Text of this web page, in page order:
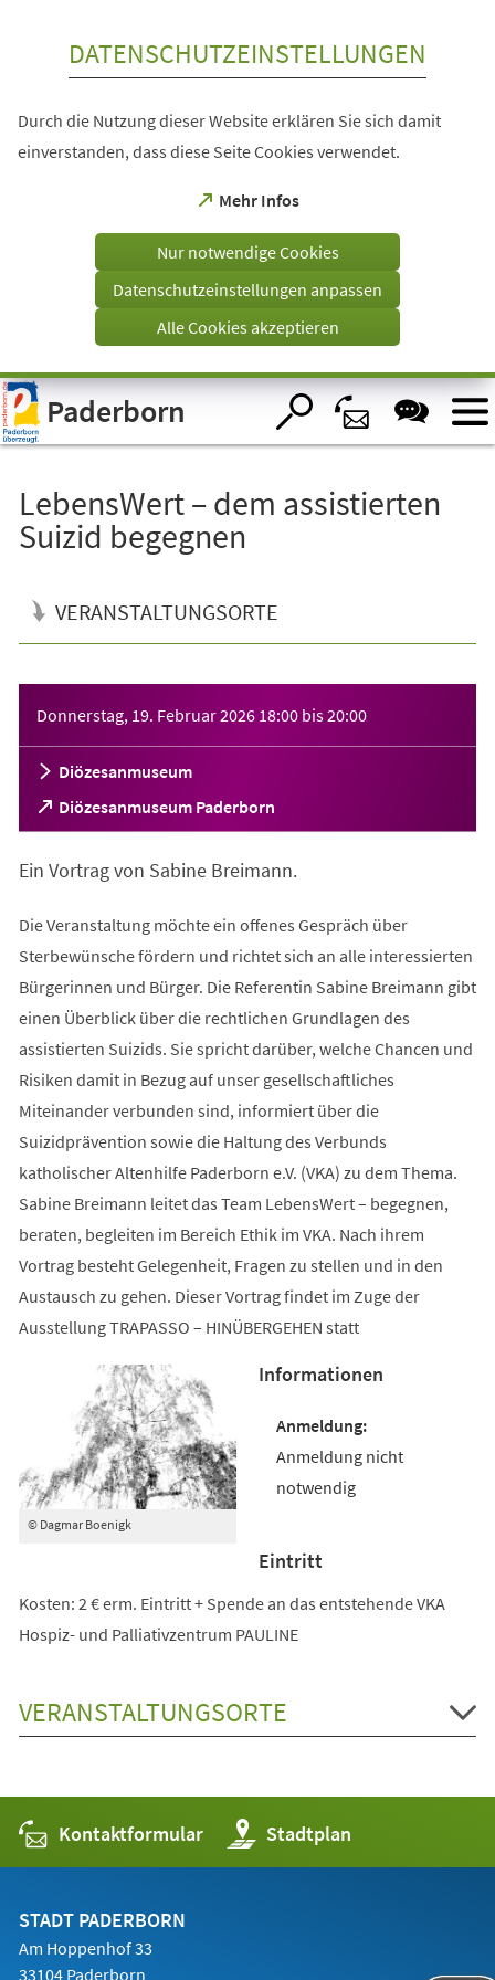
Visuelle
Assistenzsoftware
öffnen.
DATENSCHUTZEINSTELLUNGEN
Durch die Nutzung dieser Website erklären Sie sich damit
einverstanden, dass diese Seite Cookies verwendet.
Mehr Infos
(Öffnet
einem
Tab)
Nur notwendige Cookies
Datenschutzeinstellungen anpassen
Alle Cookies akzeptieren
Paderborn
LebensWert – dem assistierten
Suizid begegnen
VERANSTALTUNGSORTE
Donnerstag, 19. Februar 2026 18:00 bis20:00
Diözesanmuseum
Diözesanmuseum Paderborn
(Öffnet
in
neuen
Ein Vortrag von Sabine Breimann.
Die Veranstaltung möchte ein offenes Gespräch über
Sterbewünsche fördern und richtet sich an alle interessierten
Bürgerinnen und Bürger. Die Referentin Sabine Breimann gibt
einen Überblick über die rechtlichen Grundlagen des
assistierten Suizids. Sie spricht darüber, welche Chancen und
Risiken damit in Bezug auf unser gesellschaftliches
Miteinander verbunden sind, informiert über die
Suizidprävention sowie die Haltung des Verbunds
katholischer Altenhilfe Paderborn e.V. (VKA) zu dem Thema.
Sabine Breimann leitet das Team LebensWert – begegnen,
beraten, begleiten im Bereich Ethik im VKA. Nach ihrem
Vortrag besteht Gelegenheit, Fragen zu stellen und in den
Austausch zu gehen. Dieser Vortrag findet im Zuge der
Ausstellung TRAPASSO – HINÜBERGEHEN statt
© Dagmar Boenigk
Informationen
Anmeldung nicht
notwendig
Eintritt
Kosten: 2 € erm. Eintritt + Spende an das entstehende VKA
Hospiz- und Palliativzentrum PAULINE
VERANSTALTUNGSORTE
Kontaktformular Stadtplan
(Öffnet
in
einem
STADT PADERBORN
Am Hoppenhof 33
33104 Paderborn